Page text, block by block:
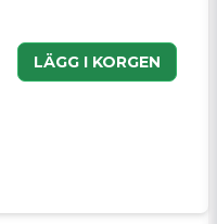
LÄGG I KORGEN